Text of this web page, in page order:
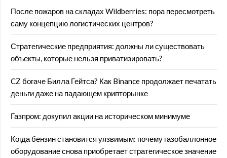
После пожаров на складах Wildberries: пора пересмотреть
саму концепцию логистических центров?
Стратегические предприятия: должны ли существовать
объекты, которые нельзя приватизировать?
CZ богаче Билла Гейтса? Как Binance продолжает печатать
деньги даже на падающем крипторынке
Газпром: докупил акции на историческом минимуме
Когда бензин становится уязвимым: почему газобаллонное
оборудование снова приобретает стратегическое значение